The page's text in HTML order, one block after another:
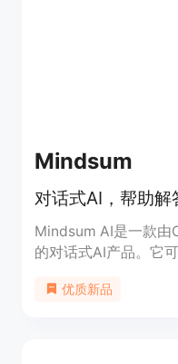
Mindsum
对话式AI，帮助解
Mindsum AI是一款由
的对话式AI产品。它
Mindsum AI具有良
优质新品